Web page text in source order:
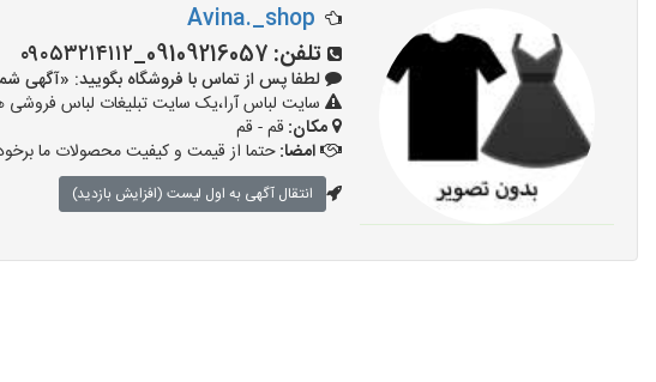
Avina._shop
تلفن: 09109216057_۰۹۰۵۳۲۱۴۱۱۲
لطفا پس از تماس با فروشگاه بگویید: «آگهی شما را در
سایت لباس آرا،یک سایت تبلیغات لباس
مکان: قم - قم
امضا:حتما از قیمت و کیفیت محصولات ما
انتقال آگهی به اول لیست (افزایش بازدید)